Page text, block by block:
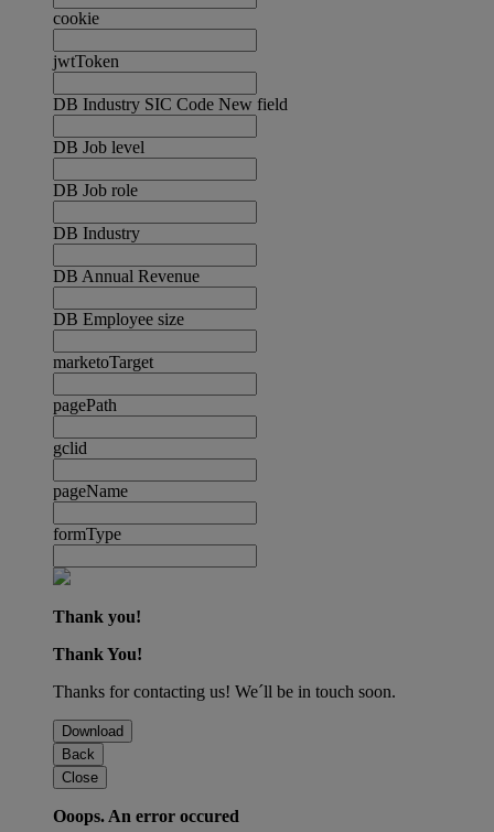
cookie
jwtToken
DB Industry SIC Code New field
DB Job level
DB Job role
DB Industry
DB Annual Revenue
DB Employee size
marketoTarget
pagePath
gclid
pageName
formType
Thank you!
Thank You!
Thanks for contacting us! We´ll be in touch soon.
Download
Back
Close
Ooops. An error occured